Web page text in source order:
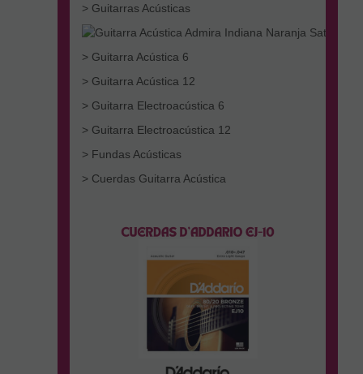
> Guitarras Acústicas
> Guitarra Acústica 6
> Guitarra Acústica 12
> Guitarra Electroacústica 6
> Guitarra Electroacústica 12
> Fundas Acústicas
> Cuerdas Guitarra Acústica